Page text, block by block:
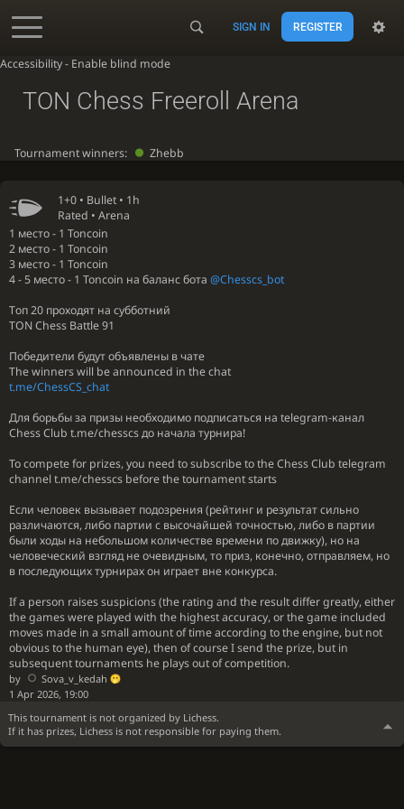
Accessibility - Enable blind mode
SIGN IN REGISTER
1+0 • Bullet • 1h
Rated • Arena
1 место - 1 Toncoin
2 место - 1 Toncoin
3 место - 1 Toncoin
4 - 5 место - 1 Toncoin на баланс бота @Chesscs_bot
Топ 20 проходят на субботний
TON Chess Battle 91
Победители будут объявлены в чате
The winners will be announced in the chat
t.me/ChessCS_chat
Для борьбы за призы необходимо подписаться на telegram-канал
Chess Club t.me/chesscs до начала турнира!
To compete for prizes, you need to subscribe to the Chess Club telegram
channel t.me/chesscs before the tournament starts
Если человек вызывает подозрения (рейтинг и результат сильно
различаются, либо партии с высочайшей точностью, либо в партии
были ходы на небольшом количестве времени по движку), но на
человеческий взгляд не очевидным, то приз, конечно, отправляем, но
в последующих турнирах он играет вне конкурса.
If a person raises suspicions (the rating and the result differ greatly, either
the games were played with the highest accuracy, or the game included
moves made in a small amount of time according to the engine, but not
obvious to the human eye), then of course I send the prize, but in
subsequent tournaments he plays out of competition.
by
Sova_v_kedah
1 Apr 2026, 19:00
This tournament is not organized by Lichess.
If it has prizes, Lichess is not responsible for paying them.
TON Chess Freeroll Arena
Tournament winners: Zhebb